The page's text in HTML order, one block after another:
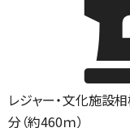
レジャー・文化施設
分（約460ｍ）